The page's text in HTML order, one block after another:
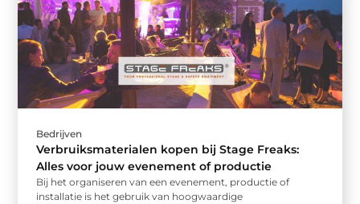
Bedrijven
Verbruiksmaterialen kopen bij Stage Freaks:
Alles voor jouw evenement of productie
Bij het organiseren van een evenement, productie of
installatie is het gebruik van hoogwaardige